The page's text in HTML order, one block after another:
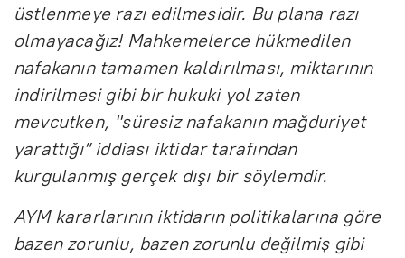
üstlenmeye razı edilmesidir. Bu plana razı
olmayacağız! Mahkemelerce hükmedilen
nafakanın tamamen kaldırılması, miktarının
indirilmesi gibi bir hukuki yol zaten
mevcutken, "süresiz nafakanın mağduriyet
yarattığı” iddiası iktidar tarafından
kurgulanmış gerçek dışı bir söylemdir.
AYM kararlarının iktidarın politikalarına göre
bazen zorunlu, bazen zorunlu değilmiş gibi